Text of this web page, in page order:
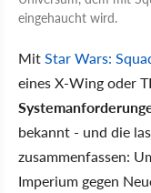
eingehaucht wird.
MitStar Wars:
eines X-Wing oder
bekannt - und die
zusammenfassen:
Imperium gegen